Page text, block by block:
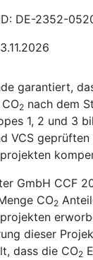
DE-2352-
garantiert,
2 nach dem
1, 2 und 3
VCS
GmbH CCF
CO2
dieser
dass die CO2